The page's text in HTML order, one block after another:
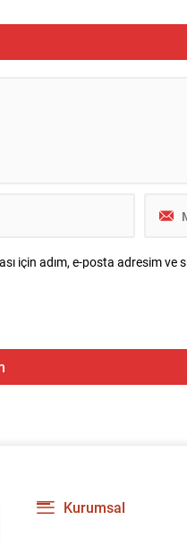
için adım, e-posta adresim ve
Kurumsal